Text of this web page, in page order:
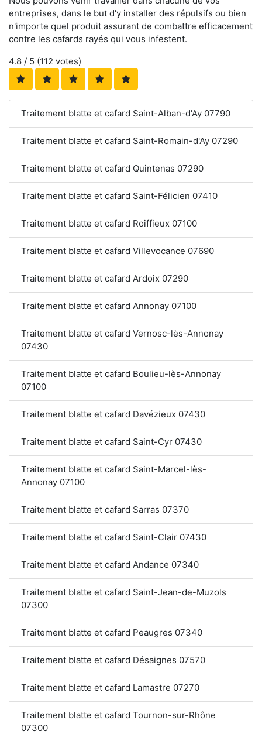
entreprises, dans le but d'y installer des répulsifs ou bien
n'importe quel produit assurant de combattre efficacement
contre les cafards rayés qui vous infestent.
4.8 / 5 (112 votes)
Traitement blatte et cafard Saint-Alban-d'Ay 07790
Traitement blatte et cafard Saint-Romain-d'Ay 07290
Traitement blatte et cafard Quintenas 07290
Traitement blatte et cafard Saint-Félicien 07410
Traitement blatte et cafard Roiffieux 07100
Traitement blatte et cafard Villevocance 07690
Traitement blatte et cafard Ardoix 07290
Traitement blatte et cafard Annonay 07100
Traitement blatte et cafard Vernosc-lès-Annonay
07430
Traitement blatte et cafard Boulieu-lès-Annonay
07100
Traitement blatte et cafard Davézieux 07430
Traitement blatte et cafard Saint-Cyr 07430
Traitement blatte et cafard Saint-Marcel-lès-
Annonay 07100
Traitement blatte et cafard Sarras 07370
Traitement blatte et cafard Saint-Clair 07430
Traitement blatte et cafard Andance 07340
Traitement blatte et cafard Saint-Jean-de-Muzols
07300
Traitement blatte et cafard Peaugres 07340
Traitement blatte et cafard Désaignes 07570
Traitement blatte et cafard Lamastre 07270
Traitement blatte et cafard Tournon-sur-Rhône
07300